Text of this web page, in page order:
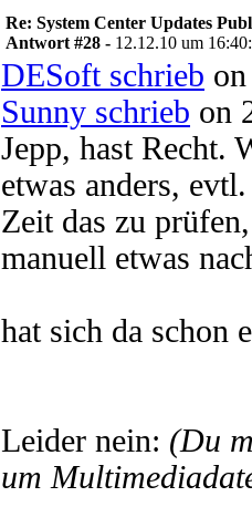
Re: System Center Updates
Antwort #28 - 12.12.10 um
DESoft schrieb
Sunny schrieb on
Jepp, hast Recht.
etwas anders,
Zeit das zu
manuell etwas
hat sich da schon
Leider nein: (Du
um